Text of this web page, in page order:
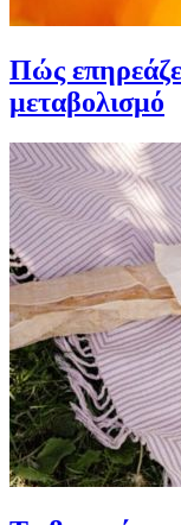
Πώς
μεταβολισμό